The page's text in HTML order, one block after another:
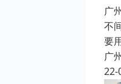
广
不
要
广
22-